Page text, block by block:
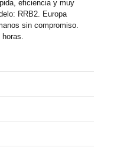
eficiencia y muy
RRB2. Europa
sin compromiso.